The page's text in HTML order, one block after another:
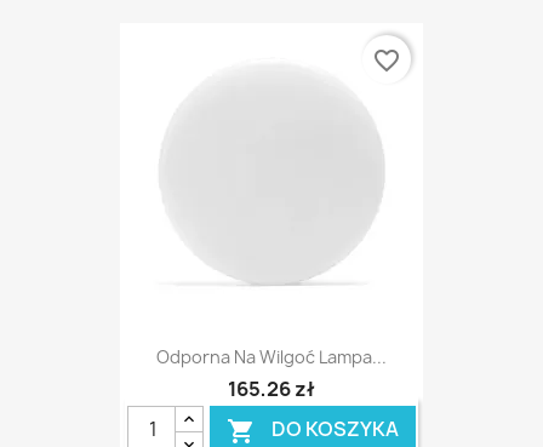
Odporna Na Wilgoć Lampa...
165,26 zł
 DO KOSZYKA
favorite_border